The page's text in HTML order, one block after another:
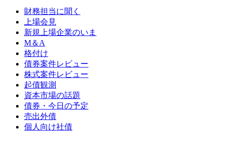
財務担当に聞く
上場会見
新規上場企業のいま
M＆A
格付け
債券案件レビュー
株式案件レビュー
起債観測
資本市場の話題
債券・今日の予定
売出外債
個人向け社債